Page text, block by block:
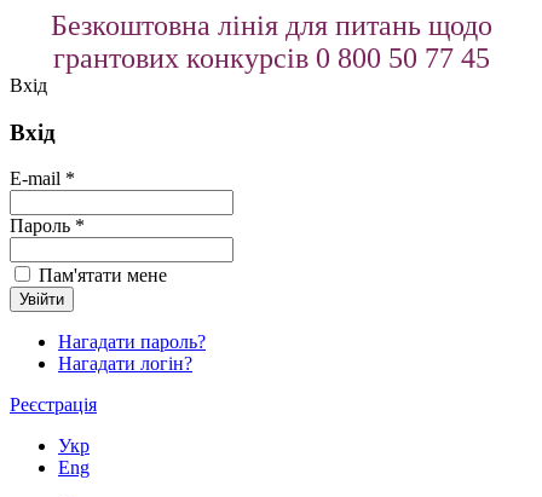
Безкоштовна лінія для питань щодо
грантових конкурсів 0 800 50 77 45
Вхід
Вхід
E-mail *
Пароль *
Пам'ятати мене
Нагадати пароль?
Нагадати логін?
Реєстрація
Укр
Eng